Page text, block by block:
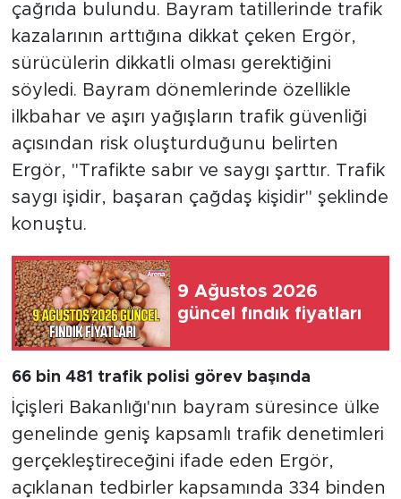
çağrıda bulundu. Bayram tatillerinde trafik
kazalarının arttığına dikkat çeken Ergör,
sürücülerin dikkatli olması gerektiğini
söyledi. Bayram dönemlerinde özellikle
ilkbahar ve aşırı yağışların trafik güvenliği
açısından risk oluşturduğunu belirten
Ergör, "Trafikte sabır ve saygı şarttır. Trafik
saygı işidir, başaran çağdaş kişidir" şeklinde
konuştu.
9 Ağustos 2026
güncel fındık fiyatları
66 bin 481 trafik polisi görev başında
İçişleri Bakanlığı'nın bayram süresince ülke
genelinde geniş kapsamlı trafik denetimleri
gerçekleştireceğini ifade eden Ergör,
açıklanan tedbirler kapsamında 334 binden